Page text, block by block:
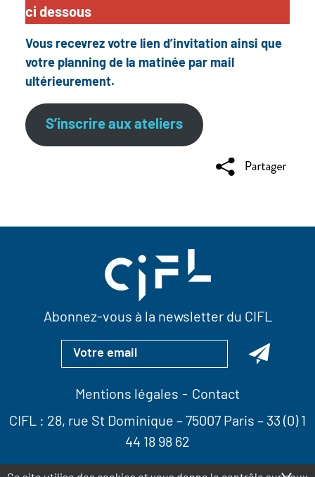
ci dessous
Vous recevrez votre lien d’invitation ainsi que
votre planning de la matinée par mail
ultérieurement.
S’inscrire aux ateliers
Abonnez-vous à la newsletter du CIFL
Mentions légales
Contact
CIFL : 28, rue St Dominique – 75007 Paris – 33 (0) 1
44 18 98 62